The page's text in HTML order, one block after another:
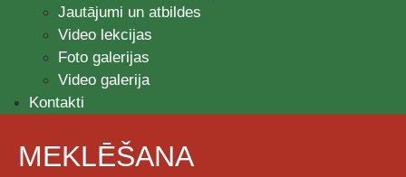
Jautājumi un atbildes
Video lekcijas
Foto galerijas
Video galerija
Kontakti
MEKLĒŠANA